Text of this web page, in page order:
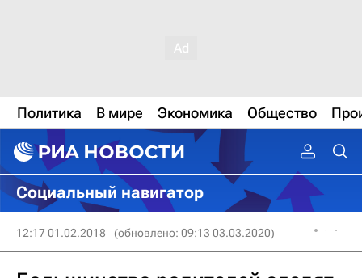
Политика В мире Экономика Общество
Социальный навигатор
12:17 01.02.2018 (обновлено: 09:13 03.03.2020)